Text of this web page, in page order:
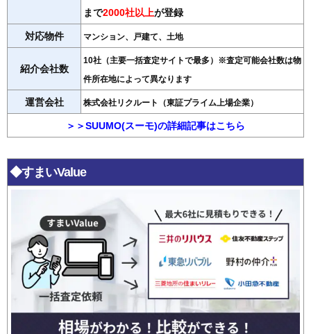
まで2000社以上が登録
対応物件 マンション、戸建て、土地
紹介会社数
10社（主要一括査定サイトで最多）※査定可能会社数は物
件所在地によって異なります
運営会社 株式会社リクルート（東証プライム上場企業）
＞＞SUUMO(スーモ)の詳細記事はこちら
◆すまいValue